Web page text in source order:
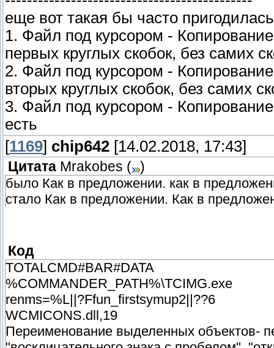
еще вот такая бы часто пригодилась
1. Файл под курсором -
первых круглых скобок, без самих
2. Файл под курсором -
вторых круглых скобок, без самих
3. Файл под курсором -
есть
[1169] chip642 [14.02.2018, 17:43]
Цитата Mrakobes (
)
было Как в предложении. как в
стало Как в предложении. Как в
Код
TOTALCMD#BAR#DATA
%COMMANDER_PATH%\TCIMG.exe
renms=%L||?Ffun_firstsymup2||??6
WCMICONS.dll,19
Переименование выделенных объектов-